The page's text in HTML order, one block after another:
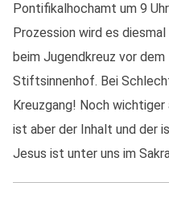
Pontifikalhochamt um 9
Prozession wird es
beim Jugendkreuz vor dem
Stiftsinnenhof. Bei
Kreuzgang! Noch
ist aber der Inhalt und der
Jesus ist unter uns im